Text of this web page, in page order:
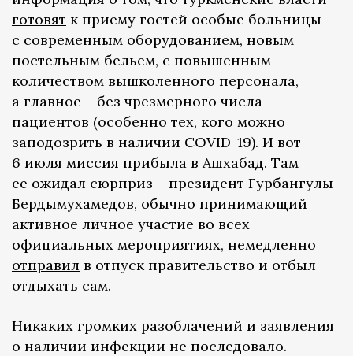
готовят к приему гостей особые больницы –
с современным оборудованием, новым
постельным бельем, с повышенным
количеством вышколенного персонала,
а главное – без чрезмерного числа
пациентов (особенно тех, кого можно
заподозрить в наличии COVID-19). И вот
6 июля миссия прибыла в Ашхабад. Там
ее ожидал сюрприз – президент Гурбангулы
Бердымухамедов, обычно принимающий
активное личное участие во всех
официальных мероприятиях, немедленно
отправил в отпуск правительство и отбыл
отдыхать сам.
Никаких громких разоблачений и заявления
о наличии инфекции не последовало.